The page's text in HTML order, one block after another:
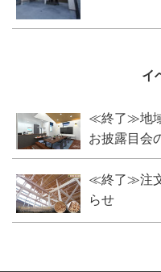
イ
≪終了≫地
お披露目会
≪終了≫注
らせ